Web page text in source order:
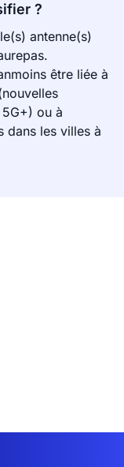
?
antenne(s)
être liée à
ou à
dans les villes à